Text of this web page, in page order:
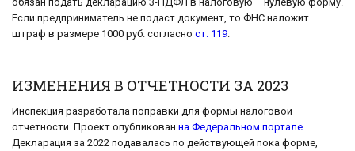
Если предприниматель не подаст документ, то ФНС наложит
штраф в размере 1000 руб. согласно ст. 119.
ИЗМЕНЕНИЯ В ОТЧЕТНОСТИ ЗА 2023
Инспекция разработала поправки для формы налоговой
отчетности. Проект опубликован на Федеральном портале
Декларация за 2022 подавалась по действующей пока форме,